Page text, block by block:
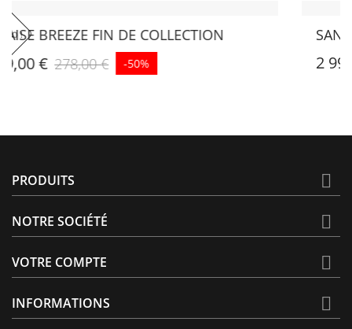
SANDUA HIGH BACK LOUNGE CHAIR
2 990,00 €
PRODUITS 
NOTRE SOCIÉTÉ 
VOTRE COMPTE 
INFORMATIONS 